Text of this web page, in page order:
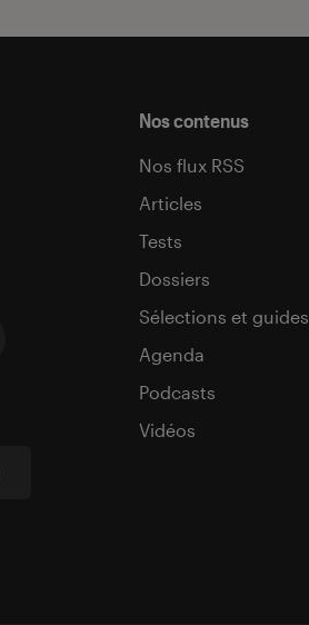
Nos contenus
Nos flux RSS
Articles
Tests
Dossiers
Sélections et guides
Agenda
Podcasts
Vidéos